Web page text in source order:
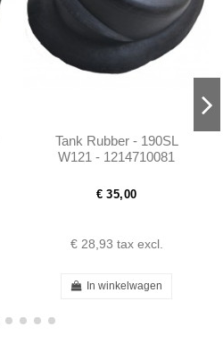
Tank Rubber - 190SL
W121 - 1214710081
€ 35,00
€ 28,93 tax excl.
In winkelwagen